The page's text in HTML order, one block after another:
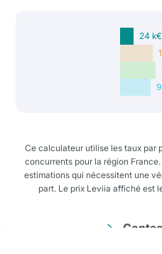
24 k
Ce calculateur utilise les taux par
concurrents pour la région
estimations qui nécessitent une
part. Le prix Leviia affiché est